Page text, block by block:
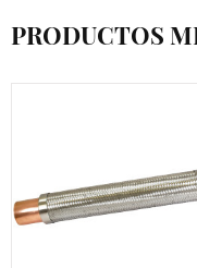
PRODUCTOS